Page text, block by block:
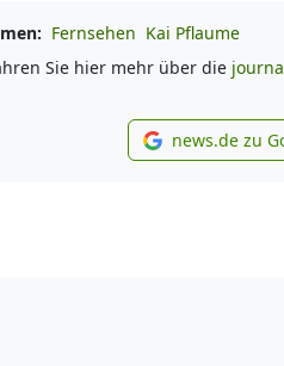
Fernsehen Kai Pflaume
Sie hier mehr über die
news.de zu